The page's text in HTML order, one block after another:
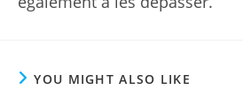
YOU MIGHT ALSO LIKE